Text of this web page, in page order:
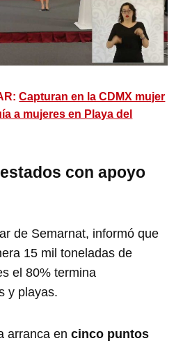
Capturan en la CDMX mujer
a mujeres en Playa del
con apoyo
de Semarnat, informó que
15 mil toneladas de
el 80% termina
y playas.
arranca en cinco puntos